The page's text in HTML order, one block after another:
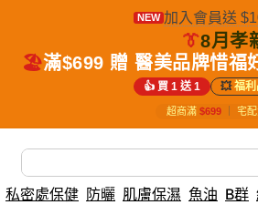
NEW 加入會員送
👔8月孝
🏖️滿$699 贈 醫美品牌惜福
👍 買 1 送 1 💥福利
超商滿 $699 宅
私密處保健 防曬 肌膚保濕 魚油 B群